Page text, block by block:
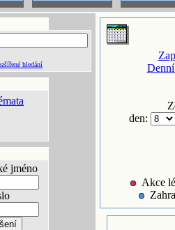
hledání
jméno
den:
Akce